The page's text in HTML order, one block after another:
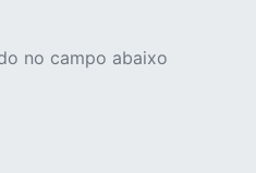
no campo abaixo